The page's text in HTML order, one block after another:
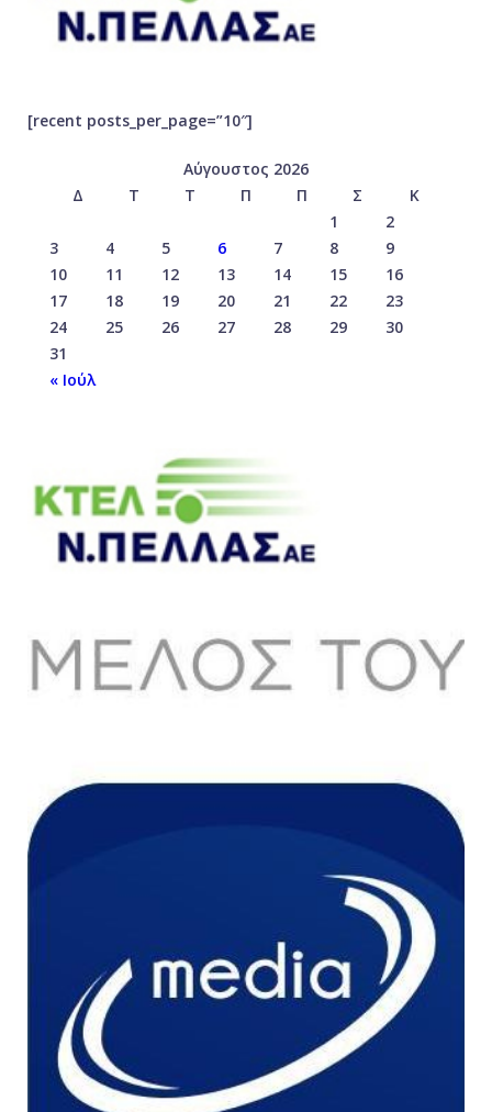
[recent posts_per_page=”10″]
Αύγουστος 2026
Δ
Τ Τ Π Π Σ
Κ
1
2
3
4 5 6 7 8
9
10
11 12 13 14 15
16
17
18 19 20 21 22
23
24
25 26 27 28 29
30
31
« Ιούλ